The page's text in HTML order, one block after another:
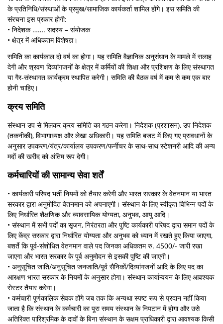
के प्रतिनिधि/संस्थाओं के प्रमुख/सामाजिक कार्यकर्ता शामिल होंगे। इस समिति की
संरचना इस प्रकार होगी:
• निदेशक ……. सदस्य – संयोजक
• क्षेत्र में अधिकतम विशेषज्ञ।
समिति का कार्यकाल दो वर्ष का होगा। यह समिति वैज्ञानिक अनुसंधान के मामले में सलाह
देगी और श्रवण दिव्‍यांगजनों के क्षेत्र में कर्मियों की शिक्षा और प्रशिक्षण के लिए संस्थागत
या गैर-संस्थागत कार्यक्रम स्थापित करेगी। समिति की बैठक वर्ष में कम से कम एक बार
होनी चाहिए।
क्रय समिति
संस्थान उप से मिलकर क्रय समिति का गठन करेगा। निदेशक (प्रशासन), उप निदेशक
(तकनीकी), विभागाध्यक्ष और लेखा अधिकारी। यह समिति बजट में किए गए प्रावधानों के
अनुसार उपकरण/यंत्र/कार्यालय उपकरण/फर्नीचर के साथ-साथ स्टेशनरी आदि की अन्य
मदों की खरीद को अंतिम रूप देगी।
कर्मचारियों की सामान्य सेवा शर्तें
• कार्यकारी परिषद भर्ती नियमों को तैयार करेगी और भारत सरकार के वेतनमान या भारत
सरकार द्वारा अनुमोदित वेतनमान को अपनाएगी। संस्थान के लिए स्वीकृत विभिन्न पदों के
लिए निर्धारित शैक्षणिक और व्यावसायिक योग्यता, अनुभव, आयु आदि।
• संस्थान में सभी पदों का सृजन, निरंतरता और पुष्टि कार्यकारी परिषद द्वारा समान पदों के
लिए केंद्र सरकार द्वारा निर्धारित योग्यता और अनुभव को ध्यान में रखते हुए किया जाएगा,
बशर्ते कि पूर्व-संशोधित वेतनमान वाले पद जिनका अधिकतम रु. 4500/- जारी रखा
जाएगा और भारत सरकार के पूर्व अनुमोदन से इसकी पुष्टि की जाएगी।
• अनुसूचित जाति/अनुसूचित जनजाति/पूर्व सैनिकों/दिव्‍यांगजनों आदि के लिए पद का
आरक्षण भारत सरकार के नियमों के अनुसार होगा। संस्थान कार्यान्वयन के लिए आवश्यक
रोस्टर तैयार करेगा।
• कर्मचारी पूर्णकालिक सेवक होंगे जब तक कि अन्यथा स्पष्ट रूप से प्रदान नहीं किया
जाता है कि संस्थान के कर्मचारी का पूरा समय संस्थान के निपटान में होगा और उसे
अतिरिक्त पारिश्रमिक के दावों के बिना संस्थान के सक्षम प्राधिकारी द्वारा आवश्यक किसी